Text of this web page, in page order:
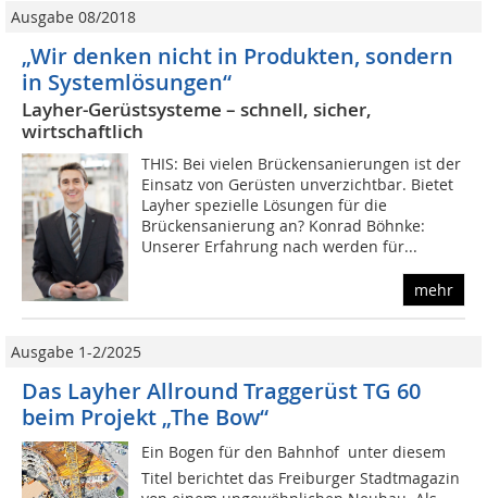
Ausgabe 08/2018
„Wir denken nicht in Produkten, sondern
in Systemlösungen“
Layher-Gerüstsysteme – schnell, sicher,
wirtschaftlich
THIS: Bei vielen Brückensanierungen ist der
Einsatz von Gerüsten unverzichtbar. Bietet
Layher spezielle Lösungen für die
Brückensanierung an? Konrad Böhnke:
Unserer Erfahrung nach werden für...
mehr
Ausgabe 1-2/2025
Das Layher Allround Traggerüst TG 60
beim Projekt „The Bow“
Ein Bogen für den Bahnhof  unter diesem
Titel berichtet das Freiburger Stadtmagazin